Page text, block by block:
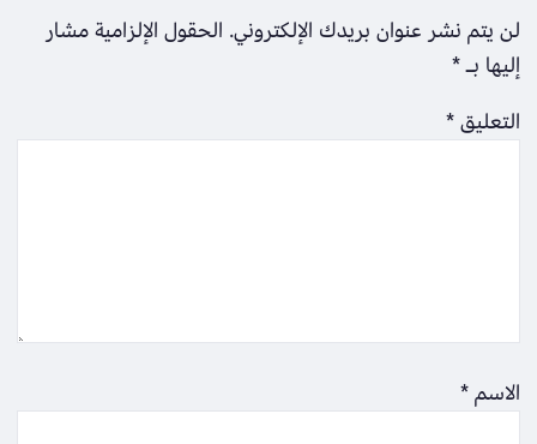
لن يتم نشر عنوان بريدك الإلكتروني. الحقول الإلزامية مشار
إليها بـ*
التعليق*
الاسم*